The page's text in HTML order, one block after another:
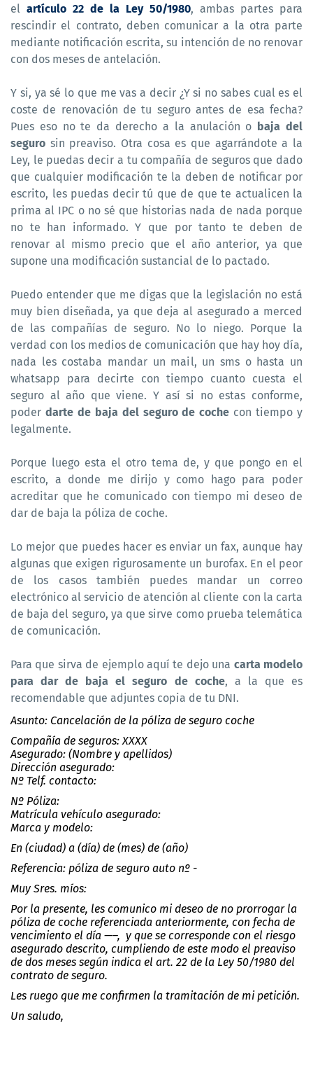
el artículo 22 de la Ley 50/1980, ambas partes para
rescindir el contrato, deben comunicar a la otra parte
mediante notificación escrita, su intención de no renovar
con dos meses de antelación.
Y si, ya sé lo que me vas a decir ¿Y si no sabes cual es el
coste de renovación de tu seguro antes de esa fecha?
Pues eso no te da derecho a la anulación o baja del
seguro sin preaviso. Otra cosa es que agarrándote a la
Ley, le puedas decir a tu compañía de seguros que dado
que cualquier modificación te la deben de notificar por
escrito, les puedas decir tú que de que te actualicen la
prima al IPC o no sé que historias nada de nada porque
no te han informado. Y que por tanto te deben de
renovar al mismo precio que el año anterior, ya que
supone una modificación sustancial de lo pactado.
Puedo entender que me digas que la legislación no está
muy bien diseñada, ya que deja al asegurado a merced
de las compañías de seguro. No lo niego. Porque la
verdad con los medios de comunicación que hay hoy día,
nada les costaba mandar un mail, un sms o hasta un
whatsapp para decirte con tiempo cuanto cuesta el
seguro al año que viene. Y así si no estas conforme,
poder darte de baja del seguro de coche con tiempo y
legalmente.
Porque luego esta el otro tema de, y que pongo en el
escrito, a donde me dirijo y como hago para poder
acreditar que he comunicado con tiempo mi deseo de
dar de baja la póliza de coche.
Lo mejor que puedes hacer es enviar un fax, aunque hay
algunas que exigen rigurosamente un burofax. En el peor
de los casos también puedes mandar un correo
electrónico al servicio de atención al cliente con la carta
de baja del seguro, ya que sirve como prueba telemática
de comunicación.
Para que sirva de ejemplo aquí te dejo una carta modelo
para dar de baja el seguro de coche, a la que es
recomendable que adjuntes copia de tu DNI.
Asunto: Cancelación de la póliza de seguro coche
Compañía de seguros: XXXX
Asegurado: (Nombre y apellidos)
Dirección asegurado:
Nº Telf. contacto:
Nº Póliza:
Matrícula vehículo asegurado:
Marca y modelo:
En (ciudad) a (día) de (mes) de (año)
Referencia: póliza de seguro auto nº -
Muy Sres. míos:
Por la presente, les comunico mi deseo de no prorrogar la
póliza de coche referenciada anteriormente, con fecha de
vencimiento el día —–, y que se corresponde con el riesgo
asegurado descrito, cumpliendo de este modo el preaviso
de dos meses según indica el art. 22 de la Ley 50/1980 del
contrato de seguro.
Les ruego que me confirmen la tramitación de mi petición.
Un saludo,